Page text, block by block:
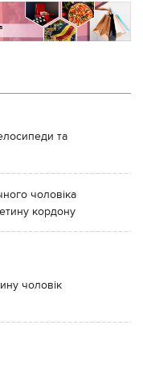
та
чоловіка
кордону
чоловік